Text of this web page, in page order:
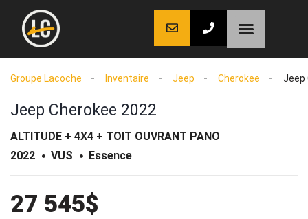
Groupe Lacoche Inventaire Jeep Cherokee Jeep
Jeep Cherokee 2022
ALTITUDE + 4X4 + TOIT OUVRANT PANO
2022
VUS Essence
27 545$